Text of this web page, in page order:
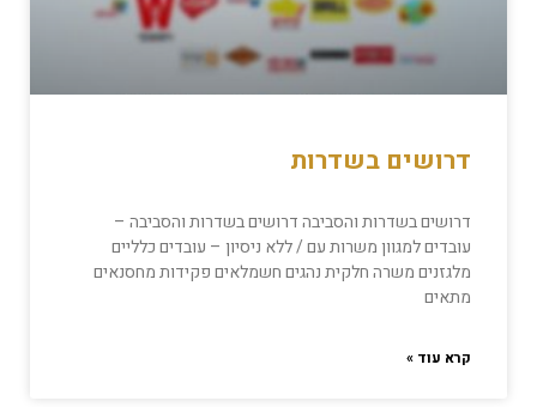
דרושים בשדרות
דרושים בשדרות והסביבה דרושים בשדרות והסביבה –
עובדים למגוון משרות עם / ללא ניסיון – עובדים כלליים
מלגזנים משרה חלקית נהגים חשמלאים פקידות מחסנאים
מתאים
קרא עוד »